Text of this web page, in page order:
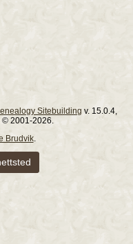
Sitebuilding v. 15.0.4,
© 2001-2026.
Brudvik.